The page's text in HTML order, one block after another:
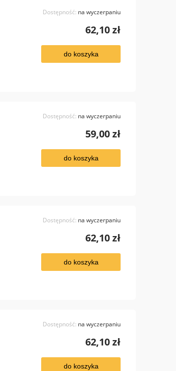
Dostępność: na wyczerpaniu
62,10 zł
do koszyka
Dostępność: na wyczerpaniu
59,00 zł
do koszyka
Dostępność: na wyczerpaniu
62,10 zł
do koszyka
Dostępność: na wyczerpaniu
62,10 zł
do koszyka